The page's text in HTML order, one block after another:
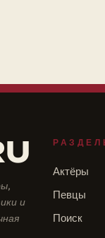
и
Актёры
Певцы
Поиск